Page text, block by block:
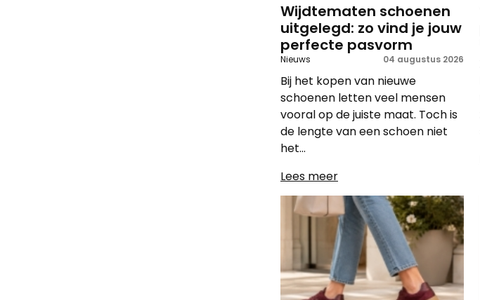
Wijdtematen schoenen
uitgelegd: zo vind je jouw
perfecte pasvorm
Nieuws 04 augustus 2026
Bij het kopen van nieuwe
schoenen letten veel mensen
vooral op de juiste maat. Toch is
de lengte van een schoen niet
het...
Lees meer